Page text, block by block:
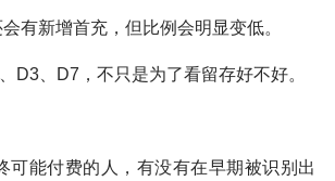
有新增首充，但比例会明显变低。
D3、D7，不只是为了看留存好不好。
可能付费的人，有没有在早期被识别出